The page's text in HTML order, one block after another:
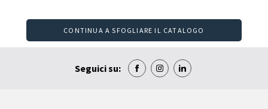
CONTINUA A SFOGLIARE IL CATALOGO
Seguici su: